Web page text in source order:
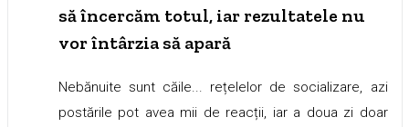
să încercăm totul, iar rezultatele nu
vor întârzia să apară
Nebănuite sunt căile... rețelelor de socializare, azi
postările pot avea mii de reacții, iar a doua zi doar